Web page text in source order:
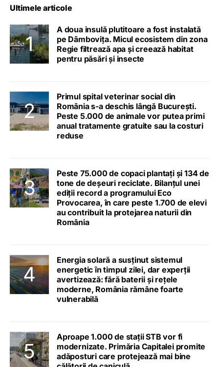
Ultimele articole
A doua insulă plutitoare a fost instalată
pe Dâmbovița. Micul ecosistem din zona
Regie filtrează apa și creează habitat
pentru păsări și insecte
Primul spital veterinar social din
România s-a deschis lângă București.
Peste 5.000 de animale vor putea primi
anual tratamente gratuite sau la costuri
reduse
Peste 75.000 de copaci plantați și 134 de
tone de deșeuri reciclate. Bilanțul unei
ediții record a programului Eco
Provocarea, în care peste 1.700 de elevi
au contribuit la protejarea naturii din
România
Energia solară a susținut sistemul
energetic în timpul zilei, dar experții
avertizează: fără baterii și rețele
moderne, România rămâne foarte
vulnerabilă
Aproape 1.000 de stații STB vor fi
modernizate. Primăria Capitalei promite
adăposturi care protejează mai bine